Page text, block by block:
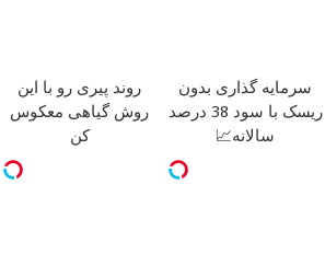
سرمایه گذاری بدون
ریسک با سود 38 درصد
سالانه📈
روند پیری رو با این
روش گیاهی معکوس
کن